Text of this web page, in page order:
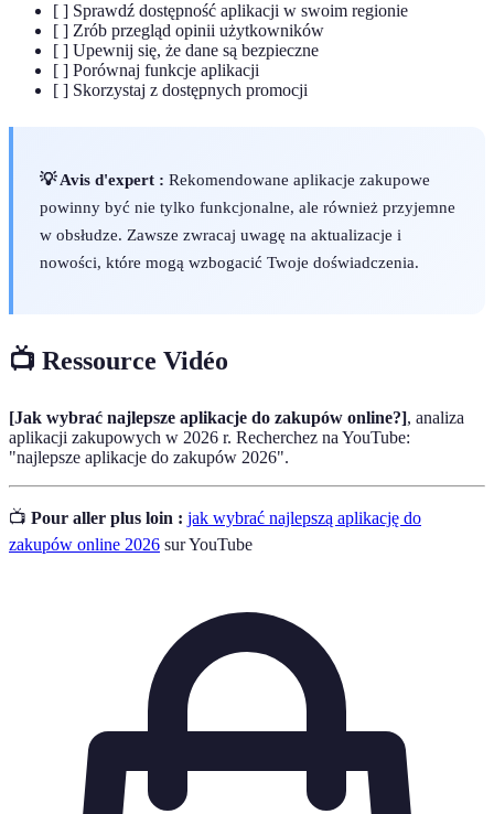
[ ] Sprawdź dostępność aplikacji w swoim regionie
[ ] Zrób przegląd opinii użytkowników
[ ] Upewnij się, że dane są bezpieczne
[ ] Porównaj funkcje aplikacji
[ ] Skorzystaj z dostępnych promocji
💡 Avis d'expert : Rekomendowane aplikacje zakupowe
powinny być nie tylko funkcjonalne, ale również przyjemne
w obsłudze. Zawsze zwracaj uwagę na aktualizacje i
nowości, które mogą wzbogacić Twoje doświadczenia.
📺 Ressource Vidéo
[Jak wybrać najlepsze aplikacje do zakupów online?], analiza
aplikacji zakupowych w 2026 r. Recherchez na YouTube:
"najlepsze aplikacje do zakupów 2026".
📺 Pour aller plus loin : jak wybrać najlepszą aplikację do
zakupów online 2026 sur YouTube